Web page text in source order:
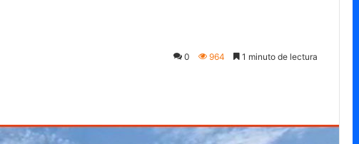
0 964 1 minuto de lectura